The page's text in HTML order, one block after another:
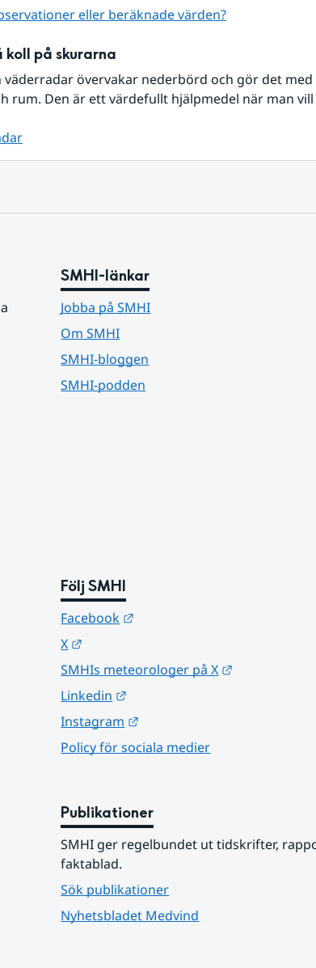
eller beräknade värden?
koll på skurarna
väderradar övervakar nederbörd och gör det
rum. Den är ett värdefullt hjälpmedel när man
SMHI-länkar
Jobba på SMHI
Om SMHI
SMHI-bloggen
SMHI-podden
Följ SMHI
Facebook
X
SMHIs meteorologer på X
Linkedin
Instagram
Policy för sociala medier
Publikationer
SMHI ger regelbundet ut tidskrifter,
faktablad.
Sök publikationer
Nyhetsbladet Medvind